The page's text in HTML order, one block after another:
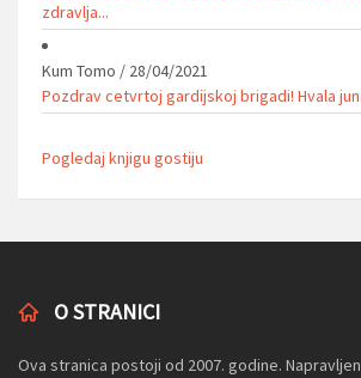
zdravlja...
Kum Tomo / 28/04/2021
Pozdrav cetvrtoj gardijskoj brigadi! Hvala
Pogledaj knjigu gostiju
O STRANICI
Ova stranica postoji od 2007. godine.